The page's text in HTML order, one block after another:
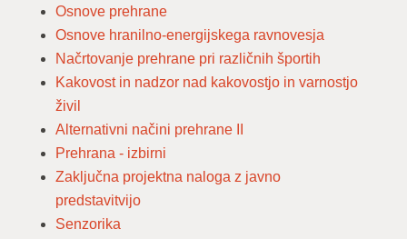
Osnove prehrane
Osnove hranilno-energijskega ravnovesja
Načrtovanje prehrane pri različnih športih
Kakovost in nadzor nad kakovostjo in varnostjo
živil
Alternativni načini prehrane II
Prehrana - izbirni
Zaključna projektna naloga z javno
predstavitvijo
Senzorika